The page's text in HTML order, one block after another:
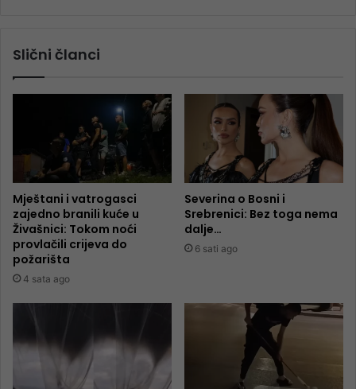
Slični članci
Mještani i vatrogasci
zajedno branili kuće u
Živašnici: Tokom noći
provlačili crijeva do
požarišta
4 sata ago
Severina o Bosni i
Srebrenici: Bez toga nema
dalje…
6 sati ago